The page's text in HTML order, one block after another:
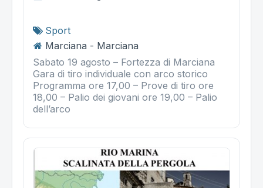
Sport
Marciana - Marciana
Sabato 19 agosto – Fortezza di Marciana
Gara di tiro individuale con arco storico
Programma ore 17,00 – Prove di tiro ore
18,00 – Palio dei giovani ore 19,00 – Palio
dell’arco